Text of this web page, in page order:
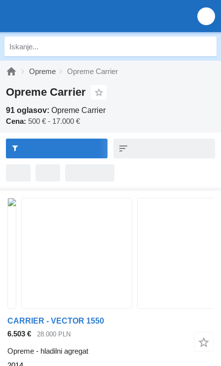
Opreme Opreme Carrier
Opreme Carrier
91 oglasov: Opreme Carrier
Cena: 500 € - 17.000 €
CARRIER - VECTOR 1550
6.503 €
28.000 PLN
Opreme - hladilni agregat